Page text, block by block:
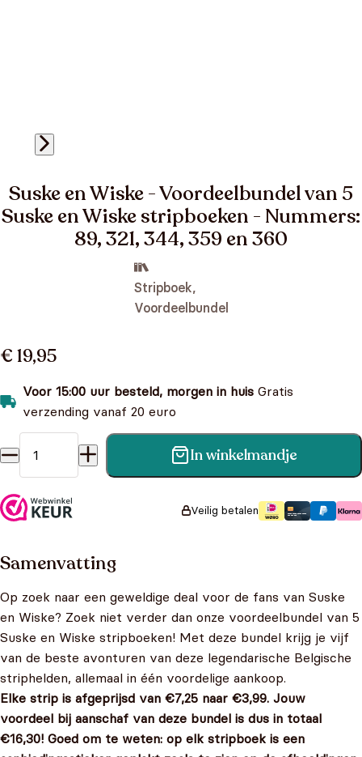
Suske en Wiske - Voordeelbundel van 5
Suske en Wiske stripboeken - Nummers:
89, 321, 344, 359 en 360
Stripboek,
Voordeelbundel
€ 19,95
Voor 15:00 uur besteld, morgen in huis Gratis
verzending vanaf 20 euro
Suske en Wiske - Voordeelbundel van 5 Suske en Wiske
In winkelmandje
Veilig betalen
Samenvatting
Op zoek naar een geweldige deal voor de fans van Suske
en Wiske? Zoek niet verder dan onze voordeelbundel van 5
Suske en Wiske stripboeken! Met deze bundel krijg je vijf
van de beste avonturen van deze legendarische Belgische
striphelden, allemaal in één voordelige aankoop.
Elke strip is afgeprijsd van €7,25 naar €3,99. Jouw
voordeel bij aanschaf van deze bundel is dus in totaal
€16,30! Goed om te weten: op elk stripboek is een